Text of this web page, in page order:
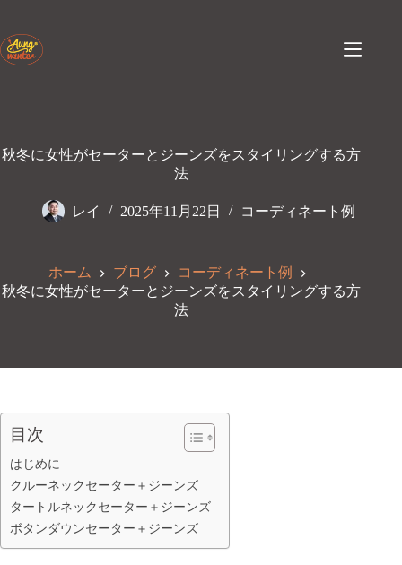
テ
ン
ッ
秋冬に女性がセーターとジーンズをスタイリングする方
法
レイ 2025年11月22日 コーディネート例
ホーム ブログ
コーディネート例
秋冬に女性がセーターとジーンズをスタイリングする方
法
目次
はじめに
クルーネックセーター＋ジーンズ
タートルネックセーター＋ジーンズ
ボタンダウンセーター＋ジーンズ